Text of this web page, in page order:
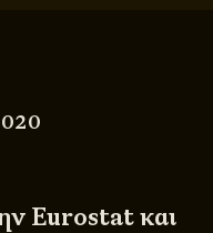
Eurostatκαι